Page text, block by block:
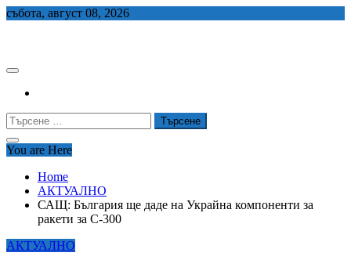
Skip
събота, август 08, 2026
Търсене
за:
You are Here
Home
АКТУАЛНО
САЩ: България ще даде на Украйна компоненти за
ракети за С-300
АКТУАЛНО